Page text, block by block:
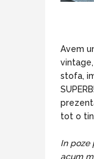
Avem
vintage,
stofa,
tot o
In poze
acum